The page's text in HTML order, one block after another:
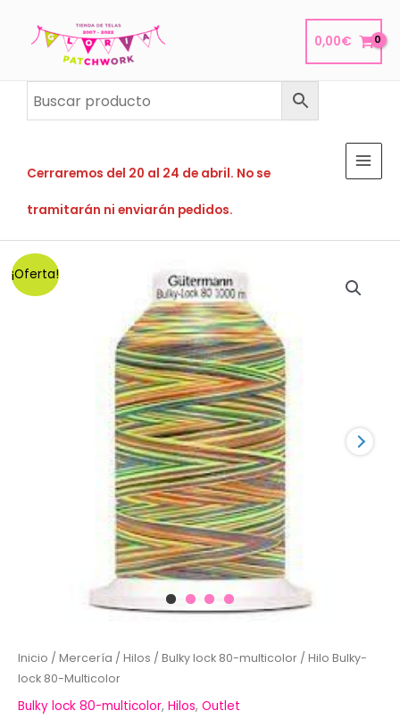
0,00€
Cerraremos del 20 al 24 de abril. No se
tramitarán ni enviarán pedidos.
¡Oferta!
Inicio / Mercería / Hilos / Bulky lock 80-multicolor / Hilo Bulky-
lock 80-Multicolor
Bulky lock 80-multicolor, Hilos, Outlet